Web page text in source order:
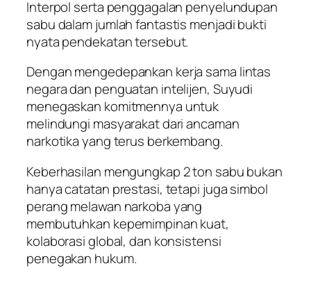
Interpol serta penggagalan penyelundupan
sabu dalam jumlah fantastis menjadi bukti
nyata pendekatan tersebut.
Dengan mengedepankan kerja sama lintas
negara dan penguatan intelijen, Suyudi
menegaskan komitmennya untuk
melindungi masyarakat dari ancaman
narkotika yang terus berkembang.
Keberhasilan mengungkap 2 ton sabu bukan
hanya catatan prestasi, tetapi juga simbol
perang melawan narkoba yang
membutuhkan kepemimpinan kuat,
kolaborasi global, dan konsistensi
penegakan hukum.